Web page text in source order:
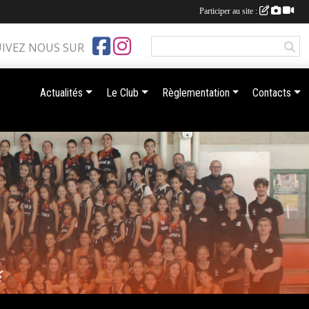
NOUS SUR
Actualités Le Club Règlementation Contacts
Participer au site :